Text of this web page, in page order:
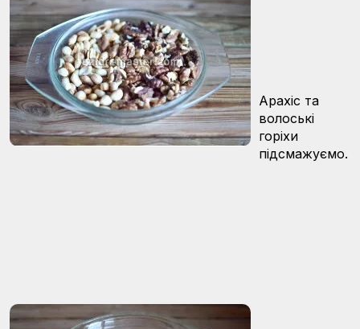
Арахіс та
волоські
горіхи
підсмажуємо.